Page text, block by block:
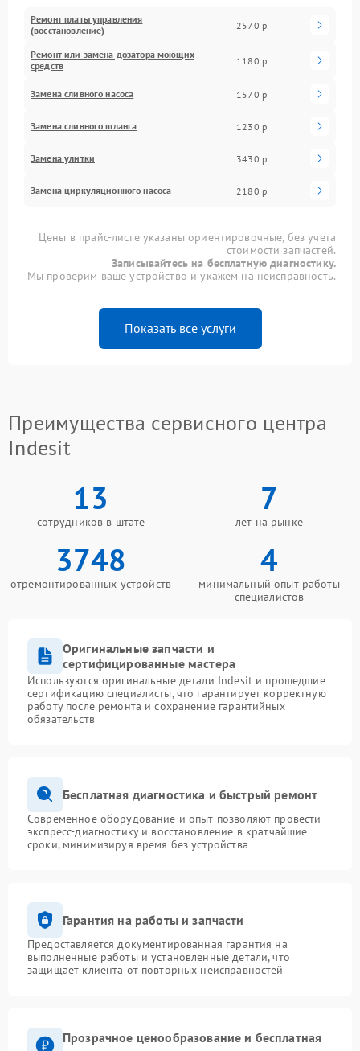
Ремонт платы управления
(восстановление)
2570 р
Ремонт или замена дозатора моющих
средств
1180 р
Замена сливного насоса 1570 р
Замена сливного шланга 1230 р
Замена улитки 3430 р
Замена циркуляционного насоса 2180 р
Цены в прайс-листе указаны ориентировочные, без учета
стоимости запчастей.
Записывайтесь на бесплатную диагностику.
Мы проверим ваше устройство и укажем на неисправность.
Показать все услуги
Преимущества сервисного центра
Indesit
13
сотрудников в штате
7
лет на рынке
3748
отремонтированных устройств
4
минимальный опыт работы
специалистов
Оригинальные запчасти и
сертифицированные мастера
Используются оригинальные детали Indesit и прошедшие
сертификацию специалисты, что гарантирует корректную
работу после ремонта и сохранение гарантийных
обязательств
Бесплатная диагностика и быстрый ремонт
Современное оборудование и опыт позволяют провести
экспресс-диагностику и восстановление в кратчайшие
сроки, минимизируя время без устройства
Гарантия на работы и запчасти
Предоставляется документированная гарантия на
выполненные работы и установленные детали, что
защищает клиента от повторных неисправностей
Прозрачное ценообразование и бесплатная